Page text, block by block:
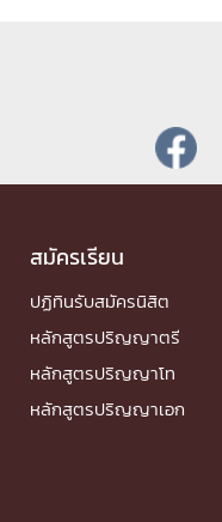
สมัครเรียน
ปฏิทินรับสมัครนิสิต
หลักสูตรปริญญาตรี
หลักสูตรปริญญาโท
หลักสูตรปริญญาเอก